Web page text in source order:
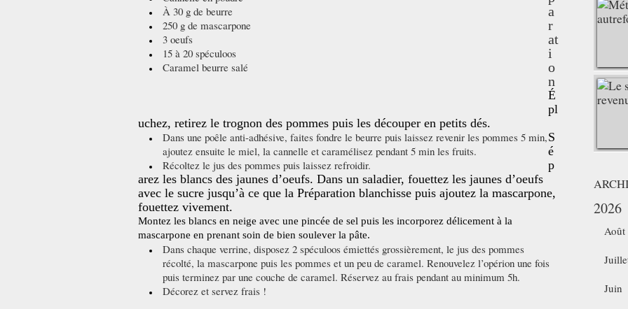
À 30 g de beurre
250 g de mascarpone
3 oeufs
15 à 20 spéculoos
Caramel beurre salé
a
r
at
i
o
n
É
pl
uchez, retirez le trognon des pommes puis les découper en petits dés.
Dans une poêle anti-adhésive, faites fondre le beurre puis laissez revenir les pommes 5 min,
ajoutez ensuite le miel, la cannelle et caramélisez pendant 5 min les fruits.
Récoltez le jus des pommes puis laissez refroidir.
S
é
p
arez les blancs des jaunes d’oeufs. Dans un saladier, fouettez les jaunes d’oeufs
avec le sucre jusqu’à ce que la Préparation blanchisse puis ajoutez la mascarpone,
fouettez vivement.
Montez les blancs en neige avec une pincée de sel puis les incorporez délicement à la
mascarpone en prenant soin de bien soulever la pâte.
Dans chaque verrine, disposez 2 spéculoos émiettés grossièrement, le jus des pommes
récolté, la mascarpone puis les pommes et un peu de caramel. Renouvelez l’opérion une fois
puis terminez par une couche de caramel. Réservez au frais pendant au minimum 5h.
Décorez et servez frais !
2026
Août
Juin